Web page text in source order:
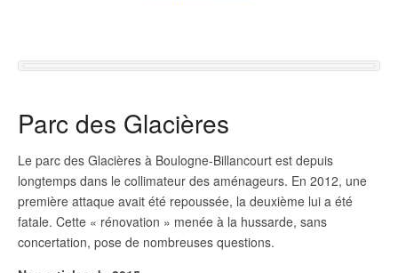
Parc des Glacières
Le parc des Glacières à Boulogne-Billancourt est depuis
longtemps dans le collimateur des aménageurs. En 2012, une
première attaque avait été repoussée, la deuxième lui a été
fatale. Cette « rénovation » menée à la hussarde, sans
concertation, pose de nombreuses questions.